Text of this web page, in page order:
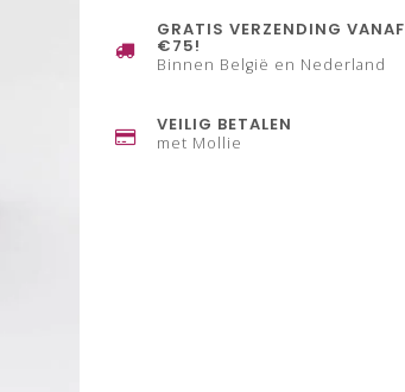
GRATIS VERZENDING VANAF
€75!
Binnen België en Nederland
VEILIG BETALEN
met Mollie